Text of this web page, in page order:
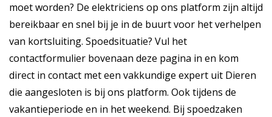
moet worden? De elektriciens op ons platform zijn altijd
bereikbaar en snel bij je in de buurt voor het verhelpen
van kortsluiting. Spoedsituatie? Vul het
contactformulier bovenaan deze pagina in en kom
direct in contact met een vakkundige expert uit Dieren
die aangesloten is bij ons platform. Ook tijdens de
vakantieperiode en in het weekend. Bij spoedzaken